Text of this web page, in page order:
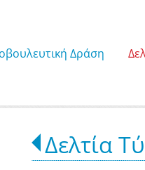
Δράση
Δελτία